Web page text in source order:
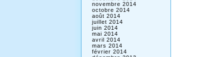
novembre 2014
octobre 2014
août 2014
juillet 2014
juin 2014
mai 2014
avril 2014
mars 2014
février 2014